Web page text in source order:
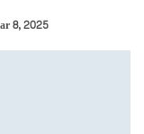
8, 2025